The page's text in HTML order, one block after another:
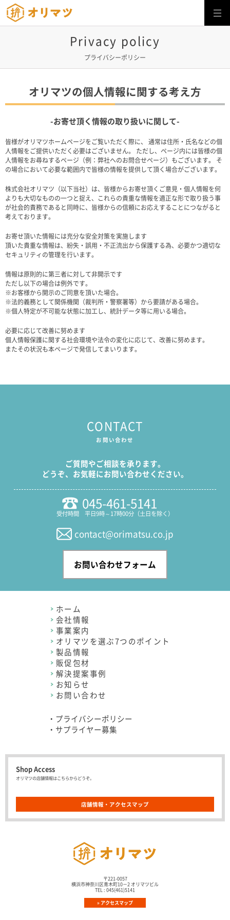
株式会社オリマツ
Privacy policy
プライバシーポリシー
オリマツの個人情報に関する考え方
-お寄せ頂く情報の取り扱いに関して-
皆様がオリマツホームページをご覧いただく際に、 通常は住所・氏名などの個
人情報をご提供いただく必要はございません。 ただし、ページ内には皆様の個
人情報をお尋ねするページ（例：弊社へのお問合せページ）もございます。 そ
の場合において必要な範囲内で皆様の情報を提供して頂く場合がございます。
株式会社オリマツ（以下当社）は、皆様からお寄せ頂くご意見・個人情報を何
よりも大切なものの一つと捉え、これらの貴重な情報を適正な形で取り扱う事
が社会的責務であると同時に、皆様からの信頼にお応えすることにつながると
考えております。
お寄せ頂いた情報には充分な安全対策を実施します
頂いた貴重な情報は、紛失・誤用・不正流出から保護する為、必要かつ適切な
セキュリティの管理を行います。
情報は原則的に第三者に対して非開示です
ただし以下の場合は例外です。
※お客様から開示のご同意を頂いた場合。
※法的義務として関係機関（裁判所・警察署等）から要請がある場合。
※個人特定が不可能な状態に加工し、統計データ等に用いる場合。
必要に応じて改善に努めます
個人情報保護に関する社会環境や法令の変化に応じて、改善に努めます。
またその状況も本ページで発信してまいります。
CONTACT
お問い合わせ
ご質問やご相談を承ります。
どうぞ、お気軽にお問い合わせください。
045-461-5141
受付時間 平日9時～17時00分（土日を除く）
contact@orimatsu.co.jp
お問い合わせフォーム
〒221-0057
横浜市神奈川区青木町10－2 オリマツビル
TEL : 045(461)5141
» アクセスマップ
ホーム
会社情報
事業案内
オリマツを選ぶ7つのポイント
製品情報
販促包材
解決提案事例
お知らせ
お問い合わせ
・プライバシーポリシー
・サプライヤー募集
Shop Access
オリマツの店舗情報はこちらからどうぞ。
店舗情報・アクセスマップ